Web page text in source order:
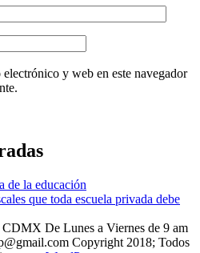
y web en este navegador
de la educación
que toda escuela privada debe
De Lunes a Viernes de 9 am
Copyright 2018; Todos